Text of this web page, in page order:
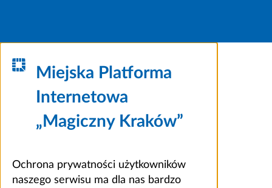
Miejska Platforma
Internetowa
„Magiczny Kraków”
Ochrona prywatności użytkowników
naszego serwisu ma dla nas bardzo